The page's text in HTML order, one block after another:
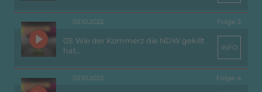
03.10.2022 Folge 3
03: Wie der Kommerz die NDW gekillt
hat…
INFO
03.10.2022 Folge 4